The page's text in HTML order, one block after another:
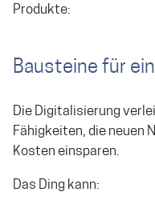
Produkte:
Bausteine für
Die Digitalisierung
Fähigkeiten, die neuen
Kosten einsparen.
Das Ding kann: